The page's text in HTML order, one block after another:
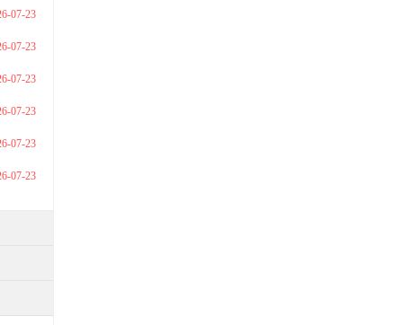
07-23
07-23
07-23
07-23
07-23
07-23